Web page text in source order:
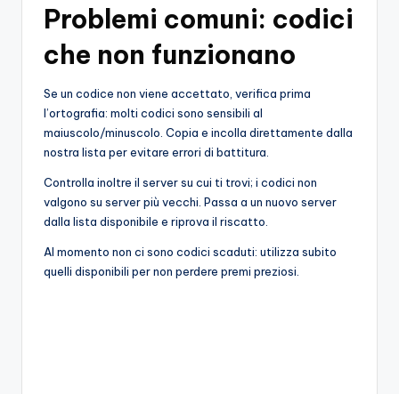
Problemi comuni: codici
che non funzionano
Se un codice non viene accettato, verifica prima
l’ortografia: molti codici sono sensibili al
maiuscolo/minuscolo. Copia e incolla direttamente dalla
nostra lista per evitare errori di battitura.
Controlla inoltre il server su cui ti trovi; i codici non
valgono su server più vecchi. Passa a un nuovo server
dalla lista disponibile e riprova il riscatto.
Al momento non ci sono codici scaduti: utilizza subito
quelli disponibili per non perdere premi preziosi.